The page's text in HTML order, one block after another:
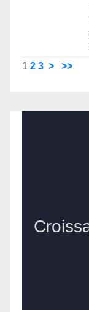
1 2 3 > >>